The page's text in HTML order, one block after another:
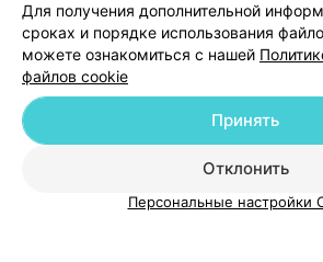
Обработка персональных
© 2026 ООО «Артокс Лаб», УНП 191700409|
г. Минск, улица Толбухина, 2, пом. 16 |
Для получения дополнительной
сроках и порядке использования
можете ознакомиться с нашей
файлов cookie
Отклонить
Принять
Персональные настройки